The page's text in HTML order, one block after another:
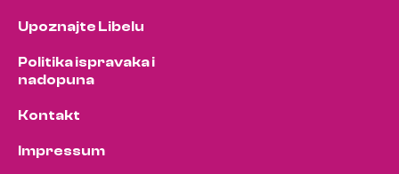
Upoznajte Libelu
Politika ispravaka i
nadopuna
Kontakt
Impressum